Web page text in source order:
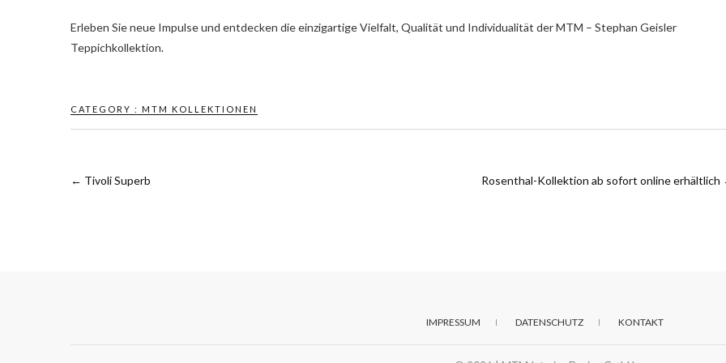
Erleben Sie neue Impulse und entdecken die einzigartige Vielfalt, Qualität und Individualität der MTM – Stephan Geisler
Teppichkollektion.
CATEGORY : MTM KOLLEKTIONEN
← Tivoli Superb Rosenthal-Kollektion ab sofort online erhältlich
IMPRESSUM DATENSCHUTZ KONTAKT